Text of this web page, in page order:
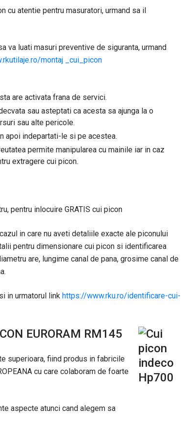
cu atentie pentru masuratori, urmand sa il
va luati masuri preventive de siguranta, urmand
montaj _cui_picon
are activata frana de servici.
sau asteptati ca acesta sa ajunga la o
sau alte pericole.
apoi indepartati-le si pe acestea.
permite manipularea cu mainile iar in caz
extragere cui picon.
pentru inlocuire GRATIS cui picon
in care nu aveti detaliile exacte ale piconului
pentru dimensionare cui picon si identificarea
are, lungime canal de pana, grosime canal de
in urmatorul link https://www.rku.ro/identificare-cui-
EURORAM RM145
superioara, fiind produs in fabricile
cu care colaboram de foarte
aspecte atunci cand alegem sa